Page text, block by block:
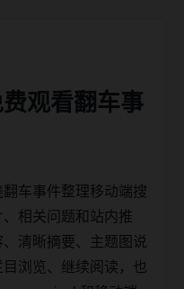
观看翻车事
车事件整理移动端搜
相关问题和站内推
清晰摘要、主题图说
浏览、继续阅读，也